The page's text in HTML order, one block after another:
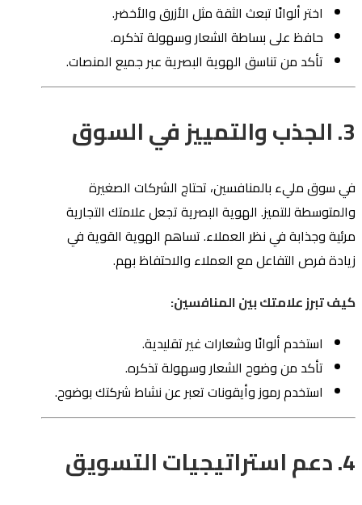
اختر ألوانًا تبعث الثقة مثل الأزرق والأخضر.
حافظ على بساطة الشعار وسهولة تذكره.
تأكد من تناسق الهوية البصرية عبر جميع المنصات.
3. الجذب والتمييز في السوق
في سوق مليء بالمنافسين، تحتاج الشركات الصغيرة
والمتوسطة للتميز. الهوية البصرية تجعل علامتك التجارية
مرئية وجذابة في نظر العملاء. تساهم الهوية القوية في
زيادة فرص التفاعل مع العملاء والاحتفاظ بهم.
كيف تبرز علامتك بين المنافسين:
استخدم ألوانًا وشعارات غير تقليدية.
تأكد من وضوح الشعار وسهولة تذكره.
استخدم رموز وأيقونات تعبر عن نشاط شركتك بوضوح.
4. دعم استراتيجيات التسويق